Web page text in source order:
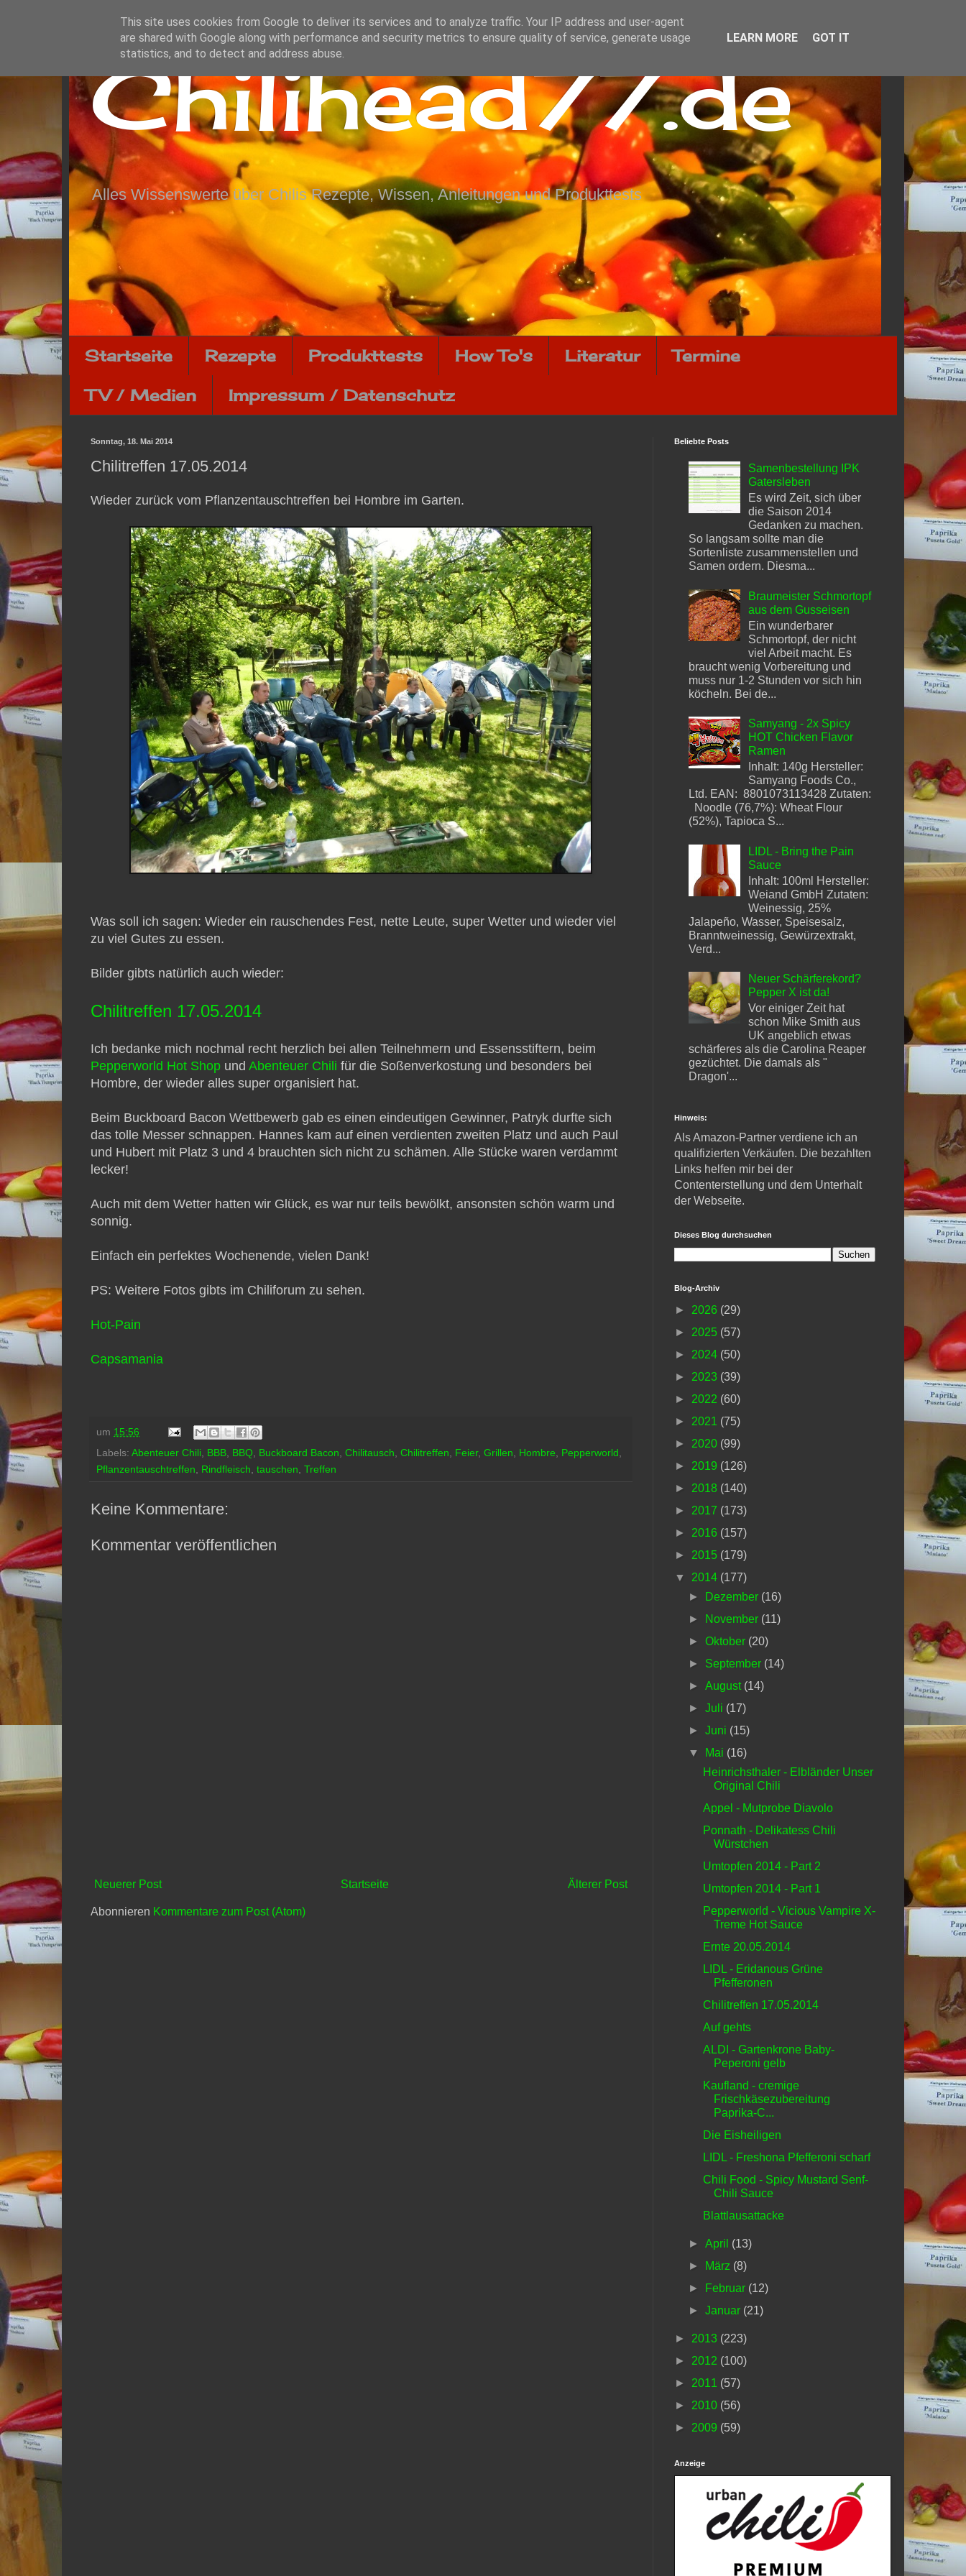
Chilihead77.de
Alles Wissenswerte über Chilis Rezepte, Wissen, Anleitungen und Produkttests
Startseite Rezepte Produkttests How To's Literatur Termine
TV / Medien Impressum / Datenschutz
Sonntag, 18. Mai 2014
Chilitreffen 17.05.2014
Wieder zurück vom Pflanzentauschtreffen bei Hombre im Garten.
Was soll ich sagen: Wieder ein rauschendes Fest, nette Leute, super Wetter und wieder viel
zu viel Gutes zu essen.
Bilder gibts natürlich auch wieder:
Chilitreffen 17.05.2014
Ich bedanke mich nochmal recht herzlich bei allen Teilnehmern und Essensstiftern, beim
Pepperworld Hot Shop und Abenteuer Chili für die Soßenverkostung und besonders bei
Hombre, der wieder alles super organisiert hat.
Beim Buckboard Bacon Wettbewerb gab es einen eindeutigen Gewinner, Patryk durfte sich
das tolle Messer schnappen. Hannes kam auf einen verdienten zweiten Platz und auch Paul
und Hubert mit Platz 3 und 4 brauchten sich nicht zu schämen. Alle Stücke waren verdammt
lecker!
Auch mit dem Wetter hatten wir Glück, es war nur teils bewölkt, ansonsten schön warm und
sonnig.
Einfach ein perfektes Wochenende, vielen Dank!
PS: Weitere Fotos gibts im Chiliforum zu sehen.
Hot-Pain
Capsamania
um 15:56
Labels: Abenteuer Chili BBB BBQ Buckboard Bacon Chilitausch Chilitreffen Feier, Grillen Hombre Pepperworld
Pflanzentauschtreffen
Rindfleisch tauschen Treffen
Keine Kommentare:
Kommentar veröffentlichen
Neuerer Post Älterer Post
Startseite
Abonnieren Kommentare zum Post (Atom)
Beliebte Posts
Samenbestellung IPK
Gatersleben
Es wird Zeit, sich über
die Saison 2014
Gedanken zu machen.
So langsam sollte man die
Sortenliste zusammenstellen und
Samen ordern. Diesma...
Braumeister Schmortopf
aus dem Gusseisen
Ein wunderbarer
Schmortopf, der nicht
viel Arbeit macht. Es
braucht wenig Vorbereitung und
muss nur 1-2 Stunden vor sich hin
köcheln. Bei de...
Samyang - 2x Spicy
HOT Chicken Flavor
Ramen
Inhalt: 140g Hersteller:
Samyang Foods Co.,
Ltd. EAN: 8801073113428 Zutaten:
Noodle (76,7%): Wheat Flour
(52%), Tapioca S...
LIDL - Bring the Pain
Sauce
Inhalt: 100ml Hersteller:
Weiand GmbH Zutaten:
Weinessig, 25%
Jalapeño, Wasser, Speisesalz,
Branntweinessig, Gewürzextrakt,
Verd...
Neuer Schärferekord?
Pepper X ist da!
Vor einiger Zeit hat
schon Mike Smith aus
UK angeblich etwas
schärferes als die Carolina Reaper
gezüchtet. Die damals als "
Dragon'...
Hinweis:
Als Amazon-Partner verdiene ich an
qualifizierten Verkäufen. Die bezahlten
Links helfen mir bei der
Contenterstellung und dem Unterhalt
der Webseite.
Dieses Blog durchsuchen
Blog-Archiv
► 2026 (29)
► 2025 (57)
► 2024 (50)
► 2023 (39)
► 2022 (60)
► 2021 (75)
► 2020 (99)
► 2019 (126)
► 2018 (140)
► 2017 (173)
► 2016 (157)
► 2015 (179)
▼ 2014 (177)
►
Dezember (16)
►
November (11)
►Oktober (20)
► September (14)
►August (14)
►Juli (17)
►Juni (15)
▼
Mai (16)
Heinrichsthaler - Elbländer Unser
Original Chili
Appel - Mutprobe Diavolo
Ponnath - Delikatess Chili
Würstchen
Umtopfen 2014 - Part 2
Umtopfen 2014 - Part 1
Pepperworld - Vicious Vampire X-
Treme Hot Sauce
Ernte 20.05.2014
LIDL - Eridanous Grüne
Pfefferonen
Chilitreffen 17.05.2014
Auf gehts
ALDI - Gartenkrone Baby-
Peperoni gelb
Kaufland - cremige
Frischkäsezubereitung
Paprika-C...
Die Eisheiligen
LIDL - Freshona Pfefferoni scharf
Chili Food - Spicy Mustard Senf-
Chili Sauce
Blattlausattacke
►April (13)
►
März (8)
►
Februar (12)
►Januar (21)
► 2013 (223)
► 2012 (100)
► 2011 (57)
► 2010 (56)
► 2009 (59)
Anzeige
This site uses cookies from Google to deliver its services and to analyze traffic. Your IP address and user-agent
are shared with Google along with performance and security metrics to ensure quality of service, generate usage
statistics, and to detect and address abuse.
LEARN MORE GOT IT